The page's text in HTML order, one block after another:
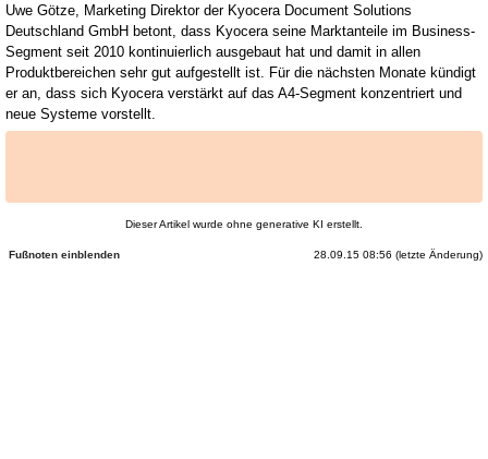
Uwe Götze, Marketing Direktor der Kyocera Document Solutions
Deutschland GmbH betont, dass Kyocera seine Marktanteile im Business-
Segment seit 2010 kontinuierlich ausgebaut hat und damit in allen
Produktbereichen sehr gut aufgestellt ist. Für die nächsten Monate kündigt
er an, dass sich Kyocera verstärkt auf das A4-Segment konzentriert und
neue Systeme vorstellt.
Dieser Artikel wurde ohne generative KI erstellt.
28.09.15 08:56 (letzte Änderung)
Fußnoten